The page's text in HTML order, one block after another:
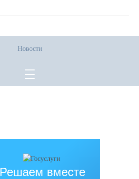
Новости
Решаем вместе